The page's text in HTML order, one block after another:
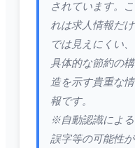
されています。こ
れは求人情報だけ
では見えにくい、
具体的な節約の構
造を示す貴重な情
報です。
※自動認識による
誤字等の可能性が